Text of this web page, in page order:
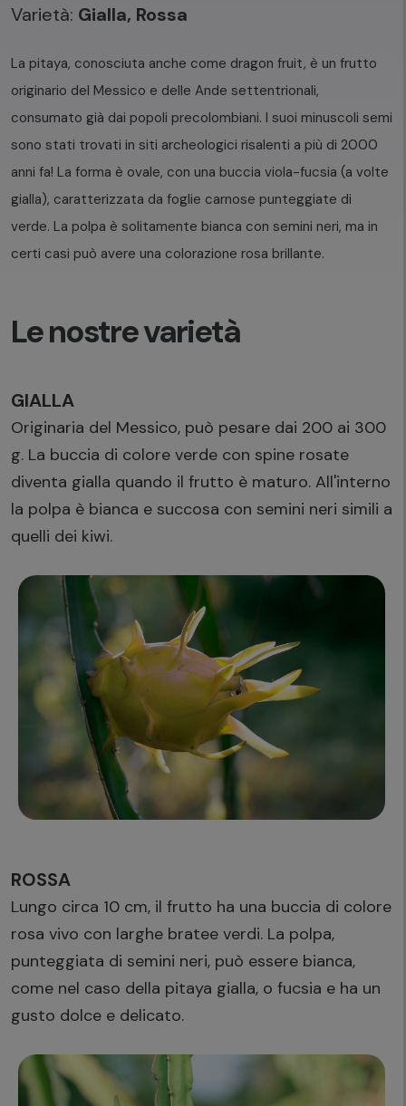
Varietà: Gialla, Rossa
La pitaya, conosciuta anche come dragon fruit, è un frutto
originario del Messico e delle Ande settentrionali,
consumato già dai popoli precolombiani. I suoi minuscoli semi
sono stati trovati in siti archeologici risalenti a più di 2000
anni fa! La forma è ovale, con una buccia viola-fucsia (a volte
gialla), caratterizzata da foglie carnose punteggiate di
verde. La polpa è solitamente bianca con semini neri, ma in
certi casi può avere una colorazione rosa brillante.
Le nostre varietà
GIALLA
Originaria del Messico, può pesare dai 200 ai 300
g. La buccia di colore verde con spine rosate
diventa gialla quando il frutto è maturo. All'interno
la polpa è bianca e succosa con semini neri simili a
quelli dei kiwi.
ROSSA
Lungo circa 10 cm, il frutto ha una buccia di colore
rosa vivo con larghe bratee verdi. La polpa,
punteggiata di semini neri, può essere bianca,
come nel caso della pitaya gialla, o fucsia e ha un
gusto dolce e delicato.